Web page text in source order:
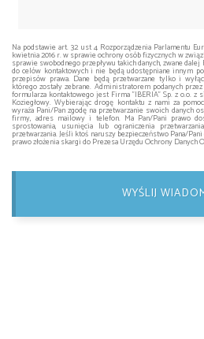
Na podstawie art. 32 ust 4 Rozporządzenia Parlamentu
kwietnia 2016 r. w sprawie ochrony osób fizycznych w
sprawie swobodnego przepływu takich danych, zwane
do celów kontaktowych i nie będą udostępniane innym
przepisów prawa. Dane będą przetwarzane tylko i
którego zostały zebrane. Administratorem podanych
formularza kontaktowego jest Firma "IBERIA" Sp. z o.o. z
Koziegłowy. Wybierając drogę kontaktu z nami za
wyraża Pani/Pan zgodę na przetwarzanie swoich danych
firmy, adres mailowy i telefon. Ma Pan/Pani prawo
sprostowania, usunięcia lub ograniczenia
przetwarzania. Jeśli ktoś naruszy bezpieczeństwo Pana/
prawo złożenia skargi do Prezesa Urzędu Ochrony Danych
WYŚLIJ